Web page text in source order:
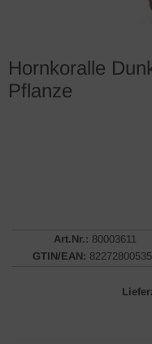
Hornkoralle
Pflanze
Art.Nr.: 80003611
GTIN/EAN: